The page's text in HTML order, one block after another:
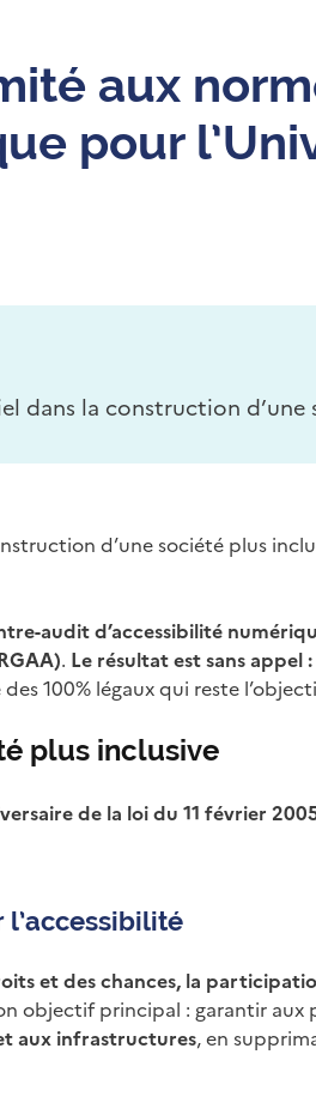
aux
pour
dans la construction
d’une société plus
audit d’accessibilité
. Le résultat est sans appel
100% légaux qui reste
plus inclusive
de la loi du 11 février
l’accessibilité
et des chances, la
objectif principal : garantir
aux infrastructures, en